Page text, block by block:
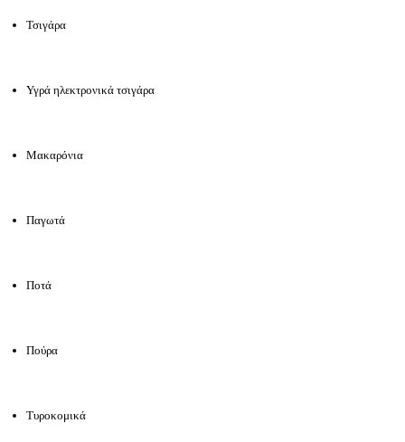
Τσιγάρα
Υγρά ηλεκτρονικά τσιγάρα
Μακαρόνια
Παγωτά
Ποτά
Πούρα
Τυροκομικά